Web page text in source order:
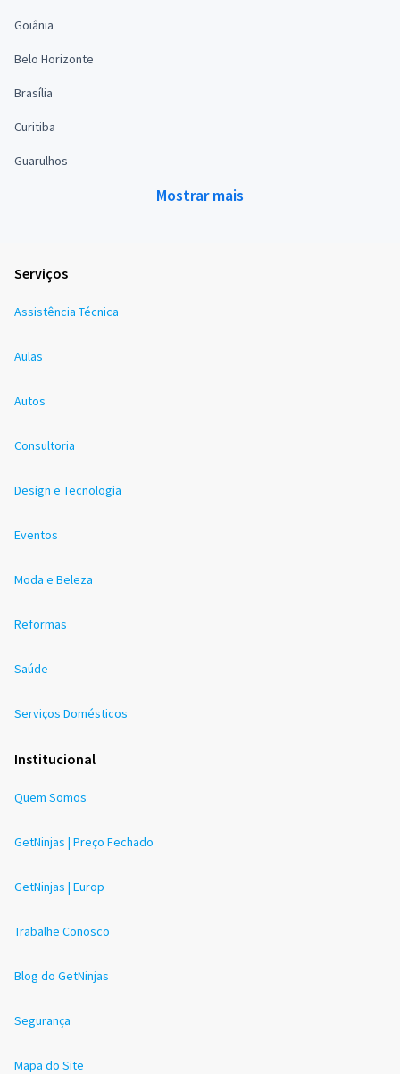
Goiânia
Belo Horizonte
Brasília
Curitiba
Guarulhos
Mostrar mais
Serviços
Assistência Técnica
Aulas
Autos
Consultoria
Design e Tecnologia
Eventos
Moda e Beleza
Reformas
Saúde
Serviços Domésticos
Institucional
Quem Somos
GetNinjas | Preço Fechado
GetNinjas | Europ
Trabalhe Conosco
Blog do GetNinjas
Segurança
Mapa do Site